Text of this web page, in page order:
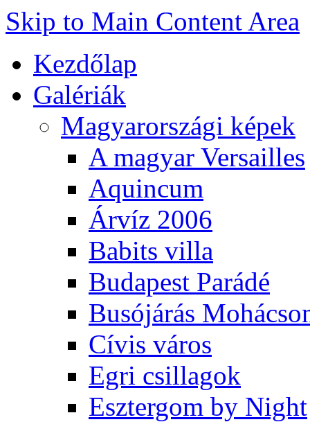
Skip to Main Content Area
Kezdőlap
Galériák
Magyarországi képek
A magyar Versailles
Aquincum
Árvíz 2006
Babits villa
Budapest Parádé
Busójárás
Cívis város
Egri csillagok
Esztergom by Night